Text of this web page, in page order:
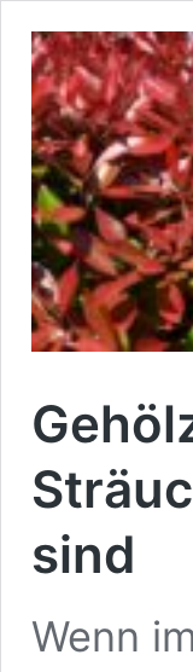
sind
Wenn